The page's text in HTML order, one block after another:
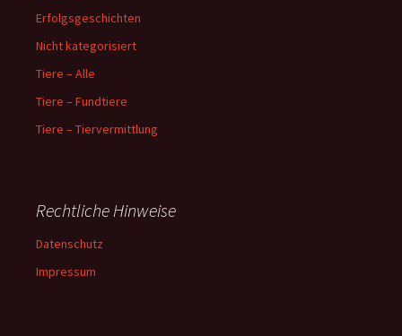
Erfolgsgeschichten
Nicht kategorisiert
Tiere – Alle
Tiere – Fundtiere
Tiere – Tiervermittlung
Rechtliche Hinweise
Datenschutz
Impressum